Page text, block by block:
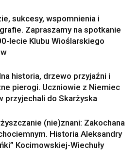
sukcesy, wspomnienia i
Zapraszamy na spotkanie
lecie Klubu Wioślarskiego
historia, drzewo przyjaźni i
pierogi. Uczniowie z Niemiec
przyjechali do Skarżyska
(nie)znani: Zakochana
Historia Aleksandry
Kocimowskiej-Wiechuły